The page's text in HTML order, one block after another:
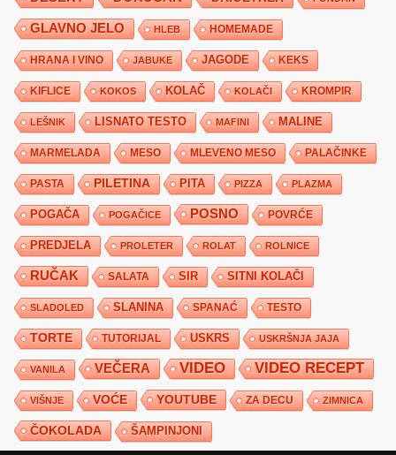
GLAVNO JELO HLEB HOMEMADE
HRANA I VINO JABUKE JAGODE KEKS
KIFLICE KOKOS KOLAČ KOLAČI KROMPIR
LEŠNIK LISNATO TESTO MAFINI MALINE
MARMELADA MESO MLEVENO MESO PALAČINKE
PASTA PILETINA PITA PIZZA PLAZMA
POGAČA POGAČICE POSNO POVRĆE
PREDJELA PROLETER ROLAT ROLNICE
RUČAK SALATA SIR SITNI KOLAČI
SLADOLED SLANINA SPANAĆ TESTO
TORTE TUTORIJAL USKRS USKRŠNJA JAJA
VANILA VEČERA VIDEO VIDEO RECEPT
VIŠNJE VOĆE YOUTUBE ZA DECU ZIMNICA
ČOKOLADA ŠAMPINJONI